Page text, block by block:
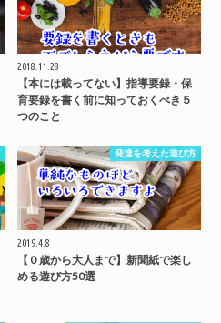
2018.11.28
【本には載ってない】指導要録・保
育要録を書く前に知っておくべき５
つのこと
発達を考えた遊び方
2019.4.8
【０歳から大人まで】新聞紙で楽し
める遊び方50選